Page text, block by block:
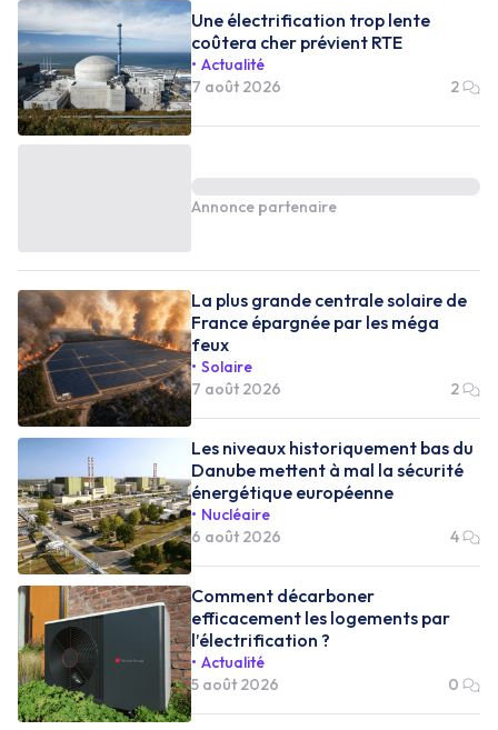
Une électrification trop lente
coûtera cher prévient RTE
Actualité
7 août 2026
2
Annonce partenaire
La plus grande centrale solaire de
France épargnée par les méga
feux
Solaire
7 août 2026
2
Les niveaux historiquement bas du
Danube mettent à mal la sécurité
énergétique européenne
Nucléaire
6 août 2026
4
Comment décarboner
efficacement les logements par
l’électrification ?
Actualité
5 août 2026
0